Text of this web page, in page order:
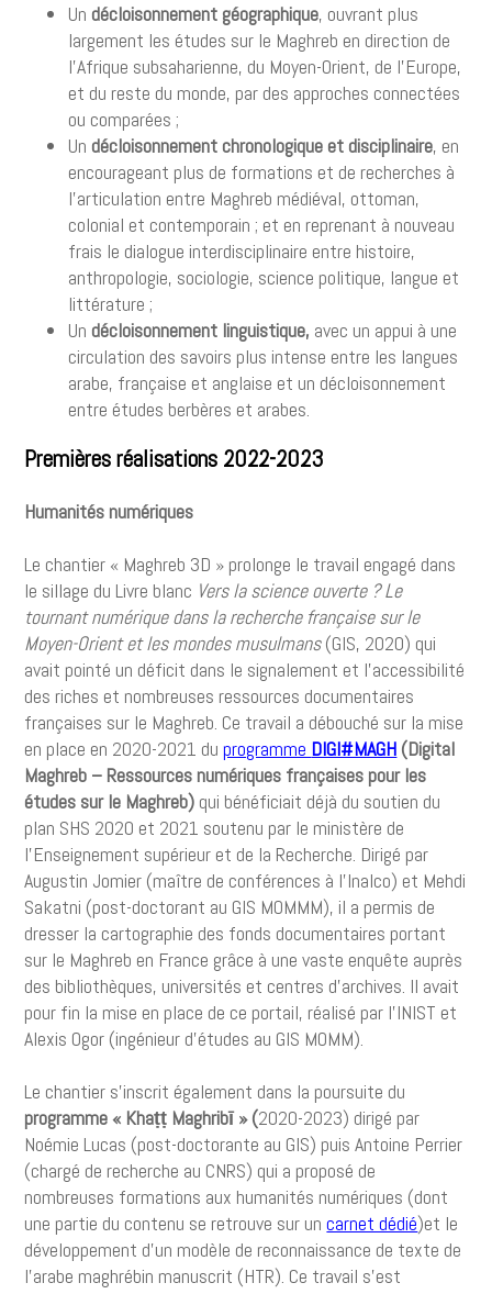
Un décloisonnement géographique, ouvrant plus
largement les études sur le Maghreb en direction de
l’Afrique subsaharienne, du Moyen-Orient, de l’Europe,
et du reste du monde, par des approches connectées
ou comparées ;
Un décloisonnement chronologique et disciplinaire, en
encourageant plus de formations et de recherches à
l’articulation entre Maghreb médiéval, ottoman,
colonial et contemporain ; et en reprenant à nouveau
frais le dialogue interdisciplinaire entre histoire,
anthropologie, sociologie, science politique, langue et
littérature ;
Un décloisonnement linguistique, avec un appui à une
circulation des savoirs plus intense entre les langues
arabe, française et anglaise et un décloisonnement
entre études berbères et arabes.
Premières réalisations 2022-2023
Humanités numériques
Le chantier « Maghreb 3D » prolonge le travail engagé dans
le sillage du Livre blanc Vers la science ouverte ? Le
tournant numérique dans la recherche française sur le
Moyen-Orient et les mondes musulmans(GIS, 2020) qui
avait pointé un déficit dans le signalement et l’accessibilité
des riches et nombreuses ressources documentaires
françaises sur le Maghreb. Ce travail a débouché sur la mise
en place en 2020-2021 duprogramme DIGI#MAGH (Digital
Maghreb – Ressources numériques françaises pour les
études sur le Maghreb) qui bénéficiait déjà du soutien du
plan SHS 2020 et 2021 soutenu par le ministère de
l’Enseignement supérieur et de la Recherche. Dirigé par
Augustin Jomier (maître de conférences à l’Inalco) et Mehdi
Sakatni (post-doctorant au GIS MOMMM), il a permis de
dresser la cartographie des fonds documentaires portant
sur le Maghreb en France grâce à une vaste enquête auprès
des bibliothèques, universités et centres d’archives. Il avait
pour fin la mise en place de ce portail, réalisé par l'INIST et
Alexis Ogor (ingénieur d'études au GIS MOMM).
Le chantier s’inscrit également dans la poursuite du
programme « Khaṭṭ Maghribī »(2020-2023) dirigé par
Noémie Lucas (post-doctorante au GIS) puis Antoine Perrier
(chargé de recherche au CNRS) qui a proposé de
nombreuses formations aux humanités numériques (dont
une partie du contenu se retrouve sur uncarnet dédié)et le
développement d’un modèle de reconnaissance de texte de
l’arabe maghrébin manuscrit (HTR). Ce travail s’est